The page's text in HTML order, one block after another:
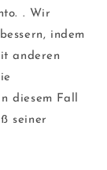
. Wir
indem
anderen
diesem Fall
seiner